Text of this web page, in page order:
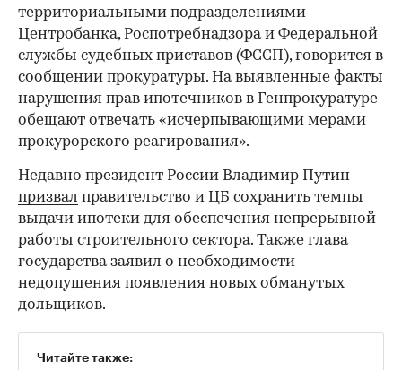
территориальными подразделениями
Центробанка, Роспотребнадзора и Федеральной
службы судебных приставов (ФССП), говорится в
сообщении прокуратуры. На выявленные факты
нарушения прав ипотечников в Генпрокуратуре
обещают отвечать «исчерпывающими мерами
прокурорского реагирования».
Недавно президент России Владимир Путин
призвал правительство и ЦБ сохранить темпы
выдачи ипотеки для обеспечения непрерывной
работы строительного сектора. Также глава
государства заявил о необходимости
недопущения появления новых обманутых
дольщиков.
Читайте также: